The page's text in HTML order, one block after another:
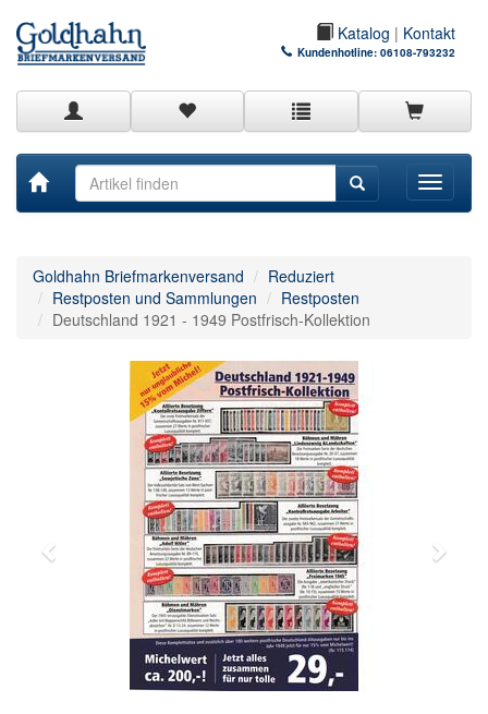
Katalog | Kontakt
Kundenhotline: 06108-793232
Toggle
Goldhahn Briefmarkenversand
Reduziert
Restposten und Sammlungen
Restposten
Deutschland 1921 - 1949 Postfrisch-Kollektion